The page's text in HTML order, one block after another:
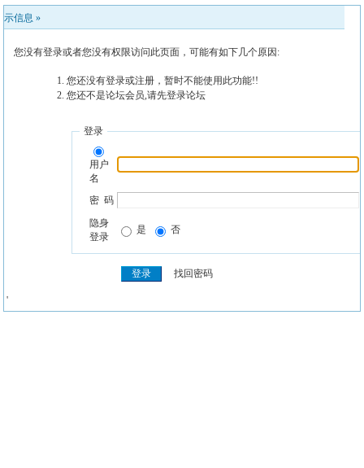
示信息 »
您没有登录或者您没有权限访问此页面，可能有如下几个原因:
您还没有登录或注册，暂时不能使用此功能!!
您还不是论坛会员,请先登录论坛
登录
用户
名
密 码
隐身
登录
是 否
找回密码
'